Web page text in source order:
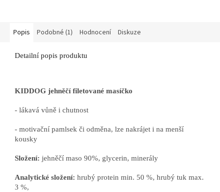
Popis Podobné (1) Hodnocení Diskuze
Detailní popis produktu
KIDDOG jehněčí filetované masíčko
- lákavá vůně i chutnost
- motivační pamlsek či odměna, lze nakrájet i na menší
kousky
Složení: jehněčí maso 90%, glycerin, minerály
Analytické složení: hrubý protein min. 50 %, hrubý tuk max.
3 %,